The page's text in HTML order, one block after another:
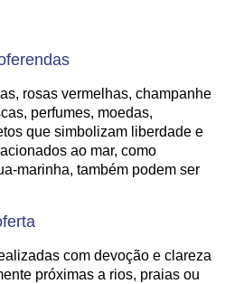
rosas vermelhas, champanhe
perfumes, moedas,
que simbolizam liberdade e
ao mar, como
marinha, também podem ser
com devoção e clareza
próximas a rios, praias ou